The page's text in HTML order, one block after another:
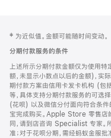
页
页
脚
注
‡ 为近似值。金额可能随时间变动。
分期付款服务的条件
上述所示分期付款金额仅为使用
额，未显示小数点以后的金额)，实
期付款方案由信用卡发卡机构 (包
等，具体支持分期付款服务的可选
(花呗) 以及微信分付面向符合条件
宝完成购买。Apple Store 零售
同，请到店咨询 Specialist 专家。
准；对于花呗分期，需经蚂蚁金服